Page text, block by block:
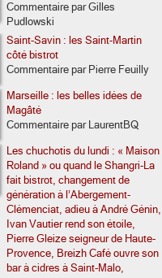
Commentaire par Gilles
Pudlowski
Saint-Savin : les Saint-Martin
côté bistrot
Commentaire par Pierre Feuilly
Marseille : les belles idées de
Magâté
Commentaire par LaurentBQ
Les chuchotis du lundi : « Maison
Roland » ou quand le Shangri-La
fait bistrot, changement de
génération à l’Abergement-
Clémenciat, adieu à André Génin,
Ivan Vautier rend son étoile,
Pierre Gleize seigneur de Haute-
Provence, Breizh Café ouvre son
bar à cidres à Saint-Malo,